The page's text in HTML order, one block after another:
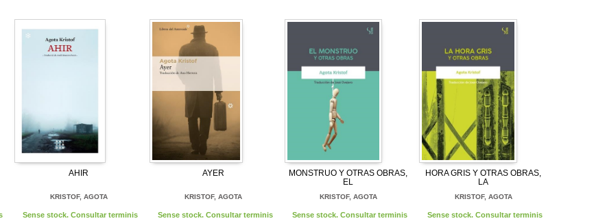
AHIR
KRISTOF, AGOTA
Sense stock. Consultar terminis
AYER
KRISTOF, AGOTA
Sense stock. Consultar terminis
MONSTRUO Y OTRAS OBRAS,
EL
KRISTOF, AGOTA
Sense stock. Consultar terminis
HORA GRIS Y OTRAS OBRAS,
LA
KRISTOF, AGOTA
Sense stock. Consultar terminis